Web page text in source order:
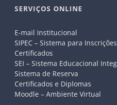
SERVIÇOS ONLINE
E-mail Institucional
SIPEC – Sistema para
Certificados
SEI – Sistema Educacional
Sistema de Reserva
Certificados e Diplomas
Moodle – Ambiente Virtual